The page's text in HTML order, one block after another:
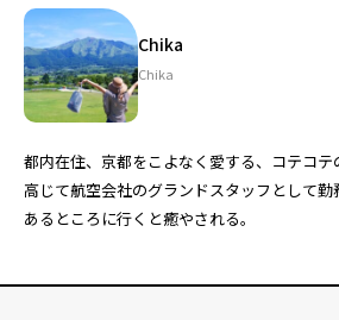
Chika
Chika
都内在住、京都をこよなく愛する、コテコ
高じて航空会社のグランドスタッフとして
あるところに行くと癒やされる。